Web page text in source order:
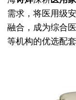
需求，将医用级
融合，成为综合
等机构的优选配